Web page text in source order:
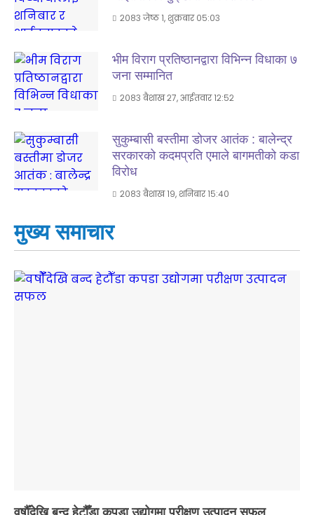
२०८३ जेष्ठ १, शुक्रबार ०५:०३
भीम विराग प्रतिष्ठानद्वारा विभिन्न विधाका ७
जना सम्मानित
२०८३ बैशाख २७, आईतवार १२:५२
सुकुम्बासी बस्तीमा डोजर आतंक : बालेन्द्र
सरकारको कदमप्रति एमाले बागमतीको कडा
विरोध
२०८३ बैशाख १९, शनिबार १५:४०
मुख्य समाचार
वर्षौँदेखि बन्द हेटौँडा कपडा उद्योगमा परीक्षण उत्पादन सफल